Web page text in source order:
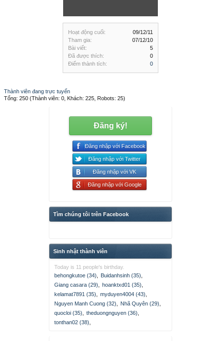
Hoạt động cuối:
09/12/11
Tham gia:
07/12/10
Bài viết:
5
Đã được thích:
0
Điểm thành tích:
0
Thành viên đang trực tuyến
Tổng: 250 (Thành viên: 0, Khách: 225, Robots: 25)
Đăng ký!
Đăng nhập với Facebook
Đăng nhập với Twitter
Đăng nhập với VK
Đăng nhập với Google
Tìm chúng tôi trên Facebook
Sinh nhật thành viên
Today is 11 people's birthday.
behongkutoe (34)
Buidanhsinh (35)
Giang casara (29)
hoanktxd01 (35)
kelamat7891 (35)
myduyen4004 (43)
Nguyen Manh Cuong (32)
Nhã Quyên (29)
quocloi (35)
theduongnguyen (36)
tonthan02 (38)